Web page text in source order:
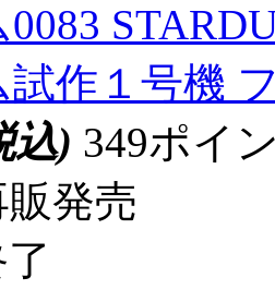
試作１号機
込) 349ポイ
販発売